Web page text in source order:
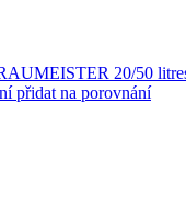
přidat na porovnání